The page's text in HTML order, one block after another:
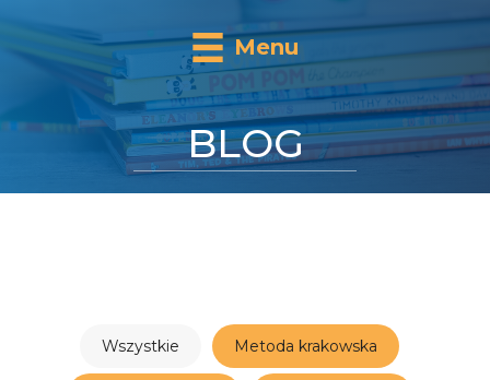
Menu
BLOG
Wszystkie Metoda krakowska